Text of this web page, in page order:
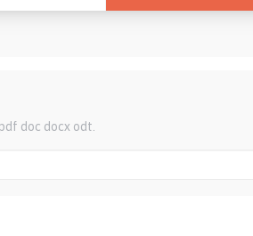
doc docx odt.